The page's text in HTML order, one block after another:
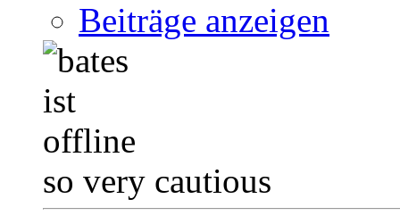
Beiträge anzeigen
so very cautious